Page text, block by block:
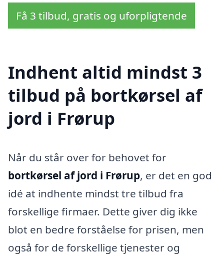
Få 3 tilbud, gratis og uforpligtende
Indhent altid mindst 3
tilbud på bortkørsel af
jord i Frørup
Når du står over for behovet for
bortkørsel af jord i Frørup, er det en god
idé at indhente mindst tre tilbud fra
forskellige firmaer. Dette giver dig ikke
blot en bedre forståelse for prisen, men
også for de forskellige tjenester og